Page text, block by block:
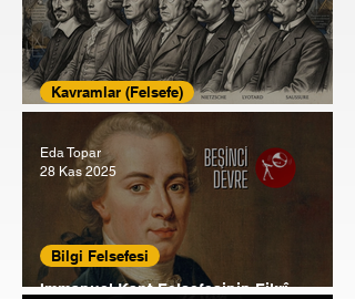
Modernizmden Postmodernizme
Kavramlar (Felsefe)
Immanuel Kant Felsefesinin Fikrî
Bilgi Felsefesi
Eda Topar
28 Kas 2025